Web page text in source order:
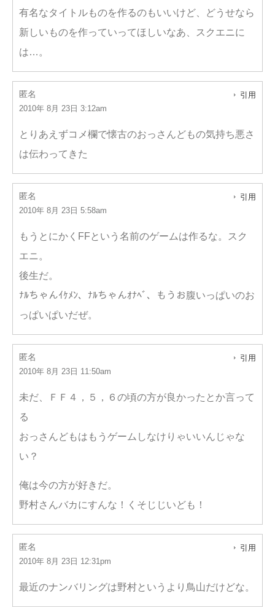
有名なタイトルものを作るのもいいけど、どうせなら
新しいものを作っていってほしいなあ、スクエニに
は…。
匿名
2010年 8月 23日 3:12am
引用
とりあえずコメ欄で懐古のおっさんどもの気持ち悪さ
は伝わってきた
匿名
2010年 8月 23日 5:58am
引用
もうとにかくFFという名前のゲームは作るな。スク
エニ。
後生だ。
ﾅﾙちゃんｲｹﾒﾝ、ﾅﾙちゃんｵﾅﾍﾞ、もうお腹いっぱいのお
っぱいぱいだぜ。
匿名
2010年 8月 23日 11:50am
引用
未だ、ＦＦ４，５，６の頃の方が良かったとか言って
る
おっさんどもはもうゲームしなけりゃいいんじゃな
い？
俺は今の方が好きだ。
野村さんバカにすんな！くそじじいども！
匿名
2010年 8月 23日 12:31pm
引用
最近のナンバリングは野村というより鳥山だけどな。